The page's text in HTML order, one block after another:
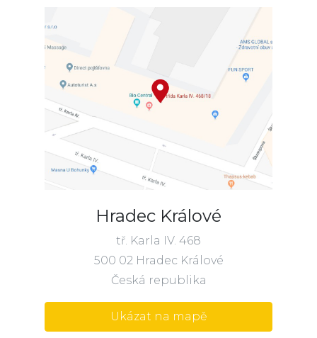
Hradec Králové
tř. Karla IV. 468
500 02 Hradec Králové
Česká republika
Ukázat na mapě